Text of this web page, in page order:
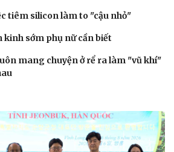
tiêm silicon làm to "cậu nhỏ"
kinh sớm phụ nữ cần biết
mang chuyện ở rể ra làm "vũ khí"